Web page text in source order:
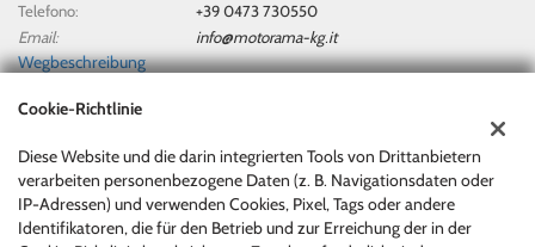
Telefono:
+39 0473 730550
Email:
info@motorama-kg.it
Wegbeschreibung
Steuerdaten:
Motorama Di Marx Berthold & Co. Kg/Sas
Via Nazionale, 29, Silandro (BZ)
Steuernummer und MwSt:00717840219
Cookie-Richtlinie
Diese Website und die darin integrierten Tools von Drittanbietern
verarbeiten personenbezogene Daten (z. B. Navigationsdaten oder
IP-Adressen) und verwenden Cookies, Pixel, Tags oder andere
Identifikatoren, die für den Betrieb und zur Erreichung der in der